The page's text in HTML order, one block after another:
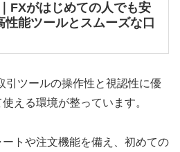
FXがはじめての人でも安
能ツールとスムーズな口
引ツールの操作性と視認性に優
える環境が整っています。
トや注文機能を備え、初めての